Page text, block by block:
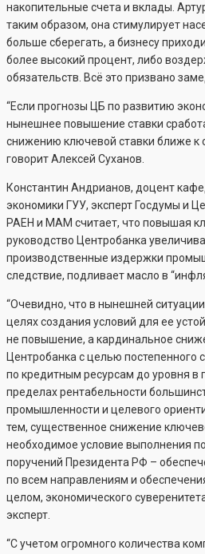
накопительные счета и вклады.
таким образом, она стимулирует
больше сберегать, а бизнесу
более высокий процент, либо
обязательств. Всё это призвано
“Если прогнозы ЦБ по развитию
нынешнее повышение ставки
снижению ключевой ставки ближе к
говорит Алексей Суханов.
Константин Андрианов, доцент
экономики ГУУ, эксперт Госдумы и
РАЕН и МАМ считает, что повышая
руководство Центробанка
производственные издержки
следствие, подливает масло в
“Очевидно, что в нынешней
целях создания условий для ее
не повышение, а кардинальное
Центробанка с целью постепенного
по кредитным ресурсам до уровня в
пределах рентабельности
промышленности и целевого
тем, существенное снижение
необходимое условие выполнения
поручений Президента РФ –
по всем направлениям и
целом, экономического
эксперт.
“С учетом огромного количества